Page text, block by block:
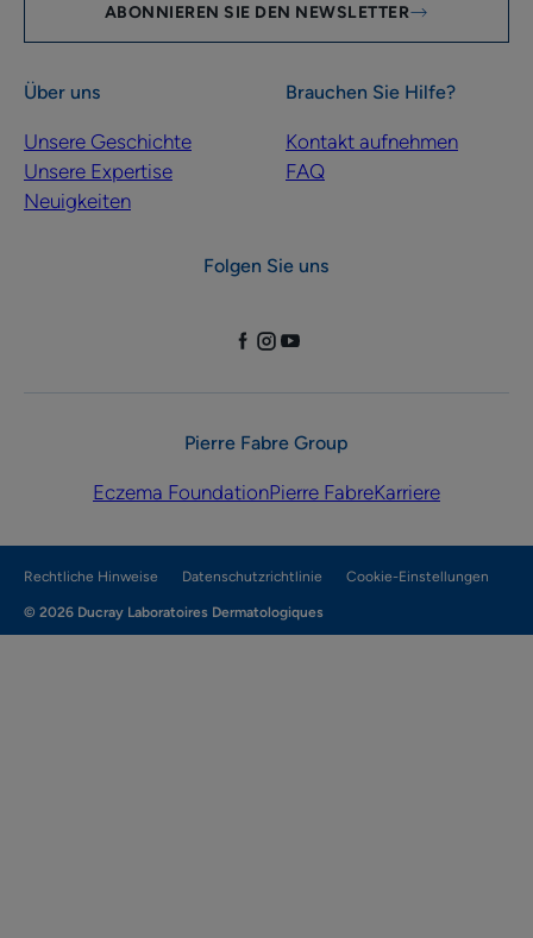
ABONNIEREN SIE DEN NEWSLETTER
Über uns
Unsere Geschichte
Unsere Expertise
Neuigkeiten
Brauchen Sie Hilfe?
Kontakt aufnehmen
FAQ
Folgen Sie uns
Pierre Fabre Group
Eczema FoundationPierre FabreKarriere
Rechtliche Hinweise Datenschutzrichtlinie Cookie-Einstellungen
© 2026 Ducray Laboratoires Dermatologiques